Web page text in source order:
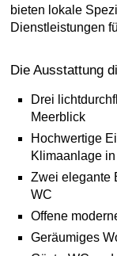
bieten lokale
Dienstleistungen
Die Ausstattung
Drei
Meerblick
Hochwertige
Klimaanlage
Zwei elegante
WC
Offene
Geräumiges